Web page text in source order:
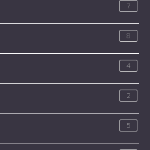
7
8
4
2
5